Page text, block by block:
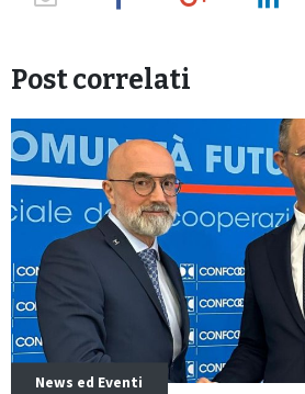
Post correlati
News ed Eventi